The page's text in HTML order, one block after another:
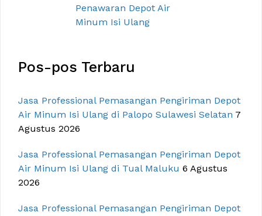
Pos-pos Terbaru
Jasa Professional Pemasangan Pengiriman Depot
Air Minum Isi Ulang di Palopo Sulawesi Selatan 7
Agustus 2026
Jasa Professional Pemasangan Pengiriman Depot
Air Minum Isi Ulang di Tual Maluku 6 Agustus
2026
Jasa Professional Pemasangan Pengiriman Depot